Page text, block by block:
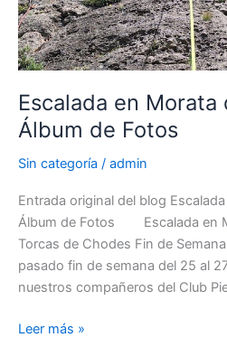
Escalada en Morata
Álbum de Fotos
Sin categoría / admin
Entrada original del blog
Álbum de Fotos Escalada en
Torcas de Chodes Fin de
pasado fin de semana del 25 al
nuestros compañeros del Club
Escalada
Leer más »